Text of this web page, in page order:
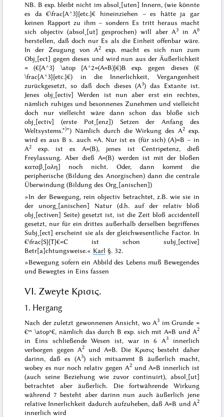
NB. B exp. bleibt nicht im absol˖[uten] Innern, (wie könnte
es da €\frac{A^3}{etc.}€ hineinziehen – es hätte ja gar
keinen Rapport zu ihm – sondern Es tritt heraus macht
sich objectiv (absol˖[ut] gesprochen) will aberA3 in A0
herstellen, daß doch nur Es als die Einheit offenbar wäre.
In der Zeugung von A2
exp. macht es sich nun zum
Obj˖[ect] gegen dieses und wird nun aus der Äußerlichkeit
= (€{A^3} \atop {A^2=(A=B)}€)B exp. gegen dieses (€
\frac{A^3}{etc.}€) in die Innerlichkeit, Vergangenheit
zurückgesetzt, so daß doch dieses (A3) das Extante ist.
Jenes obj˖[ectiv] Werden ist nun aber erst ein rechtes,
nämlich ruhiges und besonnenes Zunehmen und vielleicht
doch nur vielleicht wäre dann schon das bloße sich
obj˖[ectiv] (erste Pot˖[enz]) Setzen der Anfang des
Weltsystems.*)*) Nämlich durch die Wirkung des A2exp.
wird es aus B s. auch =A. Nur ist es (für sich) (A)=B – in
A2
exp. ist es A=(B), jenes ist Centripetenz, dieß
Freylassung. Aber dieß A=(B) werden ist mit der bloßen
καταβ˖[ολη] noch nicht. Oder, dann kommt die
peripherische (Bildung des Anorgischen) dann die centrale
Überwindung (Bildung des Org˖[anischen])
»In der Bewegung, rein objectiv betrachtet, z.B. wie sie in
der unorg˖[anischen] Natur (d.h. auf der relativ bloß
obj˖[ectiven] Seite) gesetzt ist, ist die Zeit bloß accidentell
gesetzt, nur für ein drittes außerhalb derselben begriffenes
Subj˖[ect] erscheint sie als der gleichwesentliche Factor. In
€\frac{S}{T}€=C ist schon subj˖[ective]
Betr[a]chtungsweise.« Karl §. 32.
»Bewegung sofern ein Abbild des Lebens muß Bewegendes
und Bewegtes in Eins fassen
VI. Zweyte Κρισις.
1. Hergang
Nach der zuletzt gewonnenen Ansicht, wo A3 im Grunde =
€יי \atopי€, nämlich das durch B exp. sich mit A=B und A2
in Eins schließende Wesen ist, war in 6 A3
innerlich
verborgen gegen A2 und A=B. Die Κρισιςbesteht daher
darinn, daß es (A3) sich mitsammt B äußerlich macht,
wobey es nur noch relativ gegen A2und A=B innerlich ist
(auch seine Beziehung wie zuvor continuirt), absol˖[ut]
betrachtet aber äußerlich. Die fortwährende Wirkung
während 7 besteht aber darinn nun auchäußerlich jene
relative Innerlichkeit dadurch aufzuheben, daß A=B und A2
innerlich wird